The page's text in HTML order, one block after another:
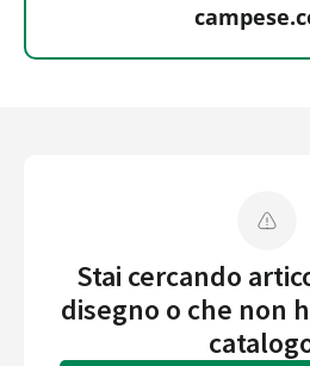
Stai cercando
disegno o che non